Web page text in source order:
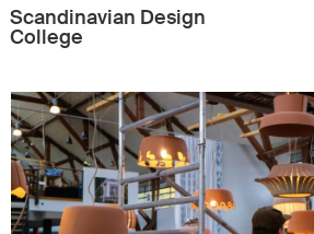
Scandinavian Design
College